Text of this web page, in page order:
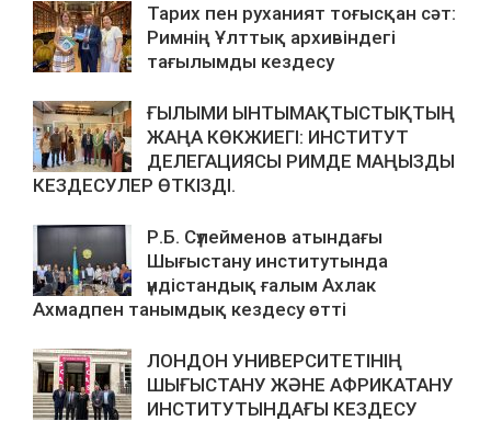
Тарих пен руханият тоғысқан сәт:
Римнің Ұлттық архивіндегі
тағылымды кездесу
ҒЫЛЫМИ ЫНТЫМАҚТЫСТЫҚТЫҢ
ЖАҢА КӨКЖИЕГІ: ИНСТИТУТ
ДЕЛЕГАЦИЯСЫ РИМДЕ МАҢЫЗДЫ
КЕЗДЕСУЛЕР ӨТКІЗДІ.
Р.Б. Сүлейменов атындағы
Шығыстану институтында
үндістандық ғалым Ахлак
Ахмадпен танымдық кездесу өтті
ЛОНДОН УНИВЕРСИТЕТІНІҢ
ШЫҒЫСТАНУ ЖӘНЕ АФРИКАТАНУ
ИНСТИТУТЫНДАҒЫ КЕЗДЕСУ